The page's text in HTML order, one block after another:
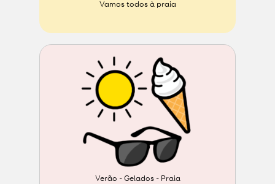
Vamos todos à praia
Verão - Gelados - Praia